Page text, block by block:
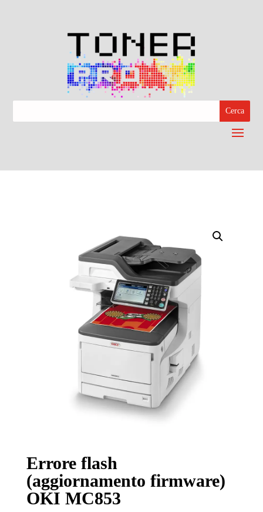
Errore flash
(aggiornamento firmware)
OKI MC853